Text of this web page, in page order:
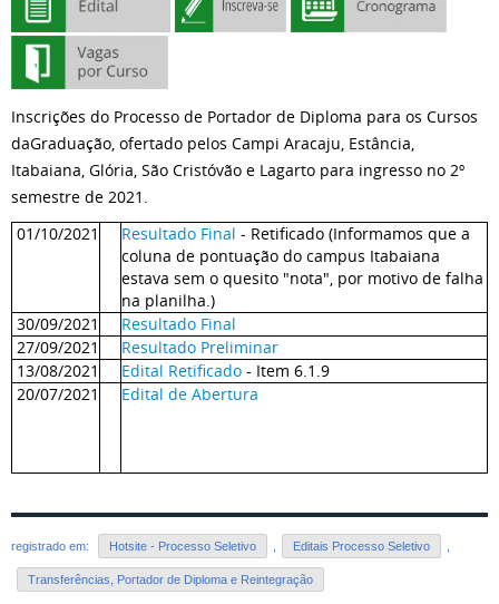
Inscrições do Processo de Portador de Diploma para os Cursos
daGraduação, ofertado pelos Campi Aracaju, Estância,
Itabaiana, Glória, São Cristóvão e Lagarto para ingresso no 2º
semestre de 2021.
01/10/2021
Resultado Final - Retificado (Informamos que a
coluna de pontuação do campus Itabaiana
estava sem o quesito "nota", por motivo de falha
na planilha.)
30/09/2021
Resultado Final
27/09/2021
Resultado Preliminar
13/08/2021
Edital Retificado - Item 6.1.9
20/07/2021
Edital de Abertura
registrado em: Hotsite - Processo Seletivo Editais Processo Seletivo
Transferências, Portador de Diploma e Reintegração